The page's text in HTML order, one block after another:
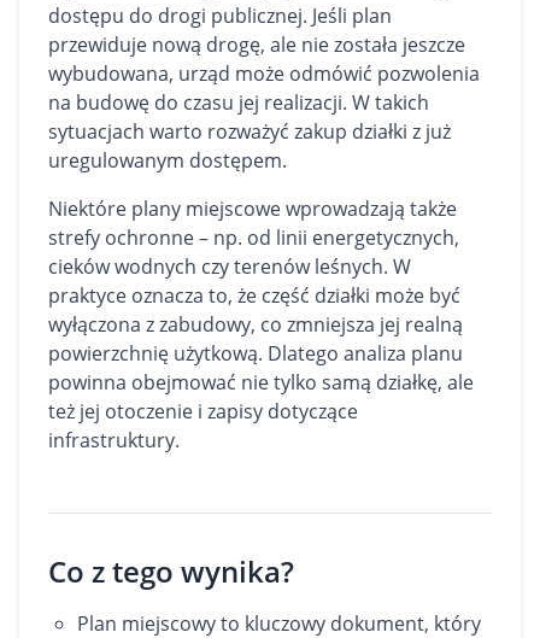
dostępu do drogi publicznej. Jeśli plan
przewiduje nową drogę, ale nie została jeszcze
wybudowana, urząd może odmówić pozwolenia
na budowę do czasu jej realizacji. W takich
sytuacjach warto rozważyć zakup działki z już
uregulowanym dostępem.
Niektóre plany miejscowe wprowadzają także
strefy ochronne – np. od linii energetycznych,
cieków wodnych czy terenów leśnych. W
praktyce oznacza to, że część działki może być
wyłączona z zabudowy, co zmniejsza jej realną
powierzchnię użytkową. Dlatego analiza planu
powinna obejmować nie tylko samą działkę, ale
też jej otoczenie i zapisy dotyczące
infrastruktury.
Co z tego wynika?
Plan miejscowy to kluczowy dokument, który